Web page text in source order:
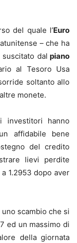
del quale l’Euro
– che ha
suscitato dal piano
al Tesoro Usa
soltanto allo
monete.
investitori hanno
affidabile bene
del credito
lievi perdite
1.2953 dopo aver
scambio che si
ed un massimo di
della giornata